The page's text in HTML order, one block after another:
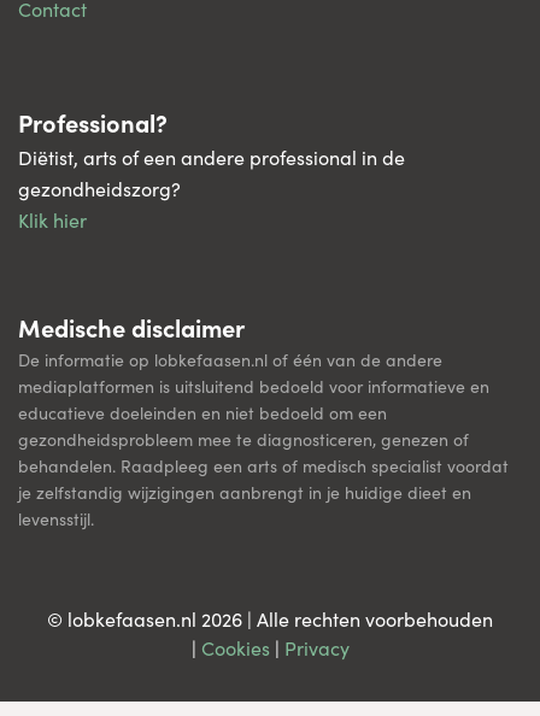
Contact
Professional?
Diëtist, arts of een andere professional in de
gezondheidszorg?
Klik hier
Medische disclaimer
De informatie op lobkefaasen.nl of één van de andere
mediaplatformen is uitsluitend bedoeld voor informatieve en
educatieve doeleinden en niet bedoeld om een
gezondheidsprobleem mee te diagnosticeren, genezen of
behandelen. Raadpleeg een arts of medisch specialist voordat
je zelfstandig wijzigingen aanbrengt in je huidige dieet en
levensstijl.
© lobkefaasen.nl 2026 | Alle rechten voorbehouden
| Cookies| Privacy